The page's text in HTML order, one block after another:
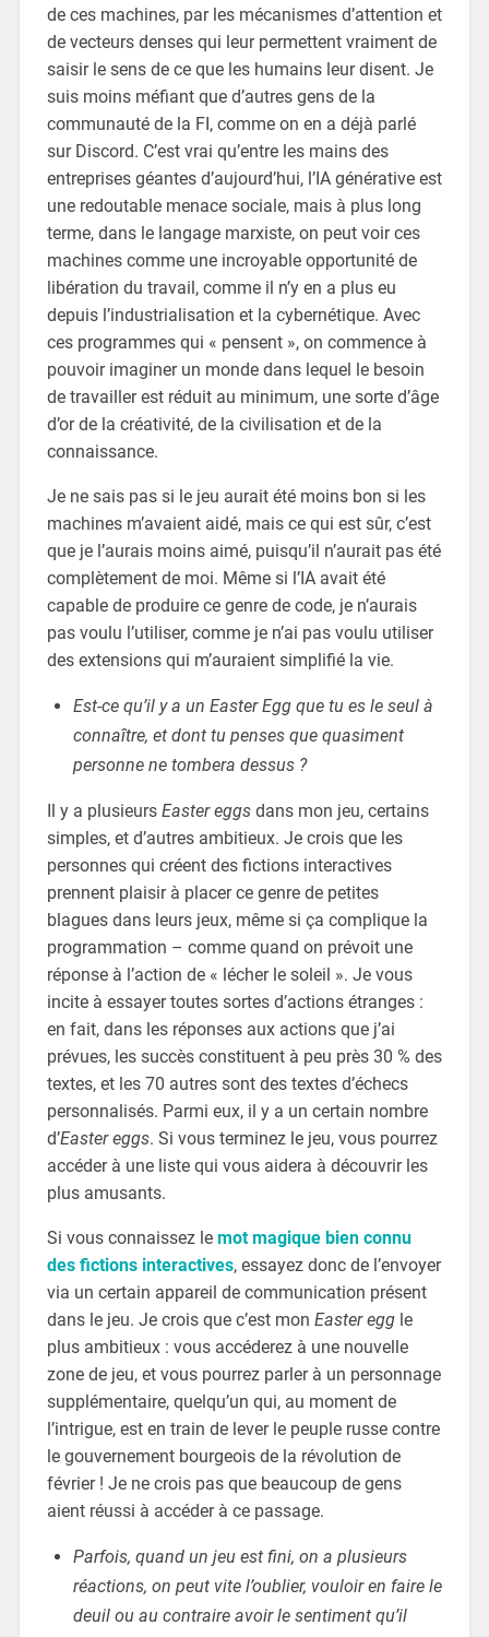
de ces machines, par les mécanismes d’attention et
de vecteurs denses qui leur permettent vraiment de
saisir le sens de ce que les humains leur disent. Je
suis moins méfiant que d’autres gens de la
communauté de la FI, comme on en a déjà parlé
sur Discord. C’est vrai qu’entre les mains des
entreprises géantes d’aujourd’hui, l’IA générative est
une redoutable menace sociale, mais à plus long
terme, dans le langage marxiste, on peut voir ces
machines comme une incroyable opportunité de
libération du travail, comme il n’y en a plus eu
depuis l’industrialisation et la cybernétique. Avec
ces programmes qui « pensent », on commence à
pouvoir imaginer un monde dans lequel le besoin
de travailler est réduit au minimum, une sorte d’âge
d’or de la créativité, de la civilisation et de la
connaissance.
Je ne sais pas si le jeu aurait été moins bon si les
machines m’avaient aidé, mais ce qui est sûr, c’est
que je l’aurais moins aimé, puisqu’il n’aurait pas été
complètement de moi. Même si l’IA avait été
capable de produire ce genre de code, je n’aurais
pas voulu l’utiliser, comme je n’ai pas voulu utiliser
des extensions qui m’auraient simplifié la vie.
Est-ce qu’il y a un Easter Egg que tu es le seul à
connaître, et dont tu penses que quasiment
personne ne tombera dessus ?
Il y a plusieurs Easter eggsdans mon jeu, certains
simples, et d’autres ambitieux. Je crois que les
personnes qui créent des fictions interactives
prennent plaisir à placer ce genre de petites
blagues dans leurs jeux, même si ça complique la
programmation – comme quand on prévoit une
réponse à l’action de « lécher le soleil ». Je vous
incite à essayer toutes sortes d’actions étranges :
en fait, dans les réponses aux actions que j’ai
prévues, les succès constituent à peu près 30 % des
textes, et les 70 autres sont des textes d’échecs
personnalisés. Parmi eux, il y a un certain nombre
d’Easter eggs. Si vous terminez le jeu, vous pourrez
accéder à une liste qui vous aidera à découvrir les
plus amusants.
Si vous connaissez lemot magique bien connu
des fictions interactives, essayez donc de l’envoyer
via un certain appareil de communication présent
dans le jeu. Je crois que c’est mon Easter eggle
plus ambitieux : vous accéderez à une nouvelle
zone de jeu, et vous pourrez parler à un personnage
supplémentaire, quelqu’un qui, au moment de
l’intrigue, est en train de lever le peuple russe contre
le gouvernement bourgeois de la révolution de
février ! Je ne crois pas que beaucoup de gens
aient réussi à accéder à ce passage.
Parfois, quand un jeu est fini, on a plusieurs
réactions, on peut vite l’oublier, vouloir en faire le
deuil ou au contraire avoir le sentiment qu’il